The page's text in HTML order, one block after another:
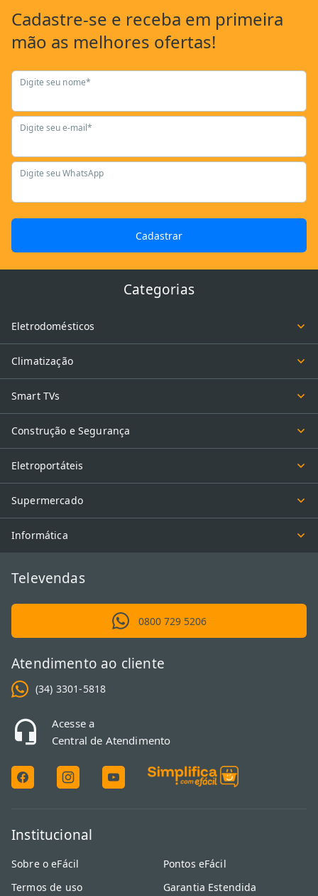
Cadastre-se e receba em primeira
mão as melhores ofertas!
Digite seu nome*
Digite seu e-mail*
Digite seu WhatsApp
Cadastrar
Categorias
Eletrodomésticos
Climatização
Smart TVs
Construção e Segurança
Eletroportáteis
Supermercado
Informática
Televendas
0800 729 5206
Atendimento ao cliente
(34) 3301-5818
Acesse a
Central de Atendimento
Institucional
Sobre o eFácil
Termos de uso
Pontos eFácil
Garantia Estendida